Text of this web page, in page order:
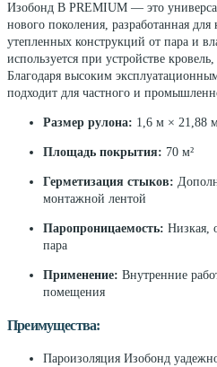
Изобонд B PREMIUM — это
нового поколения, разработанная
утепленных конструкций от пара и
используется при устройстве
Благодаря высоким
подходит для частного и
Размер рулона: 1,6 м × 21,88
Площадь покрытия: 70 м²
Герметизация стыков:
монтажной лентой
Паропроницаемость: Низкая,
пара
Применение: Внутренние
помещения
Преимущества:
Пароизоляция Изобонд